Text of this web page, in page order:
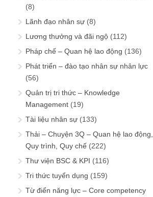
(8)
Lãnh đạo nhân sự (8)
Lương thưởng và đãi ngộ (112)
Pháp chế – Quan hệ lao động (136)
Phát triển – đào tạo nhân sự nhân lực
(56)
Quản trị tri thức – Knowledge
Management (19)
Tài liệu nhân sự (133)
Thải – Chuyện 3Q – Quan hệ lao động,
Quy trình, Quy chế (222)
Thư viện BSC & KPI (116)
Tri thức tuyển dụng (159)
Từ điển năng lực – Core competency